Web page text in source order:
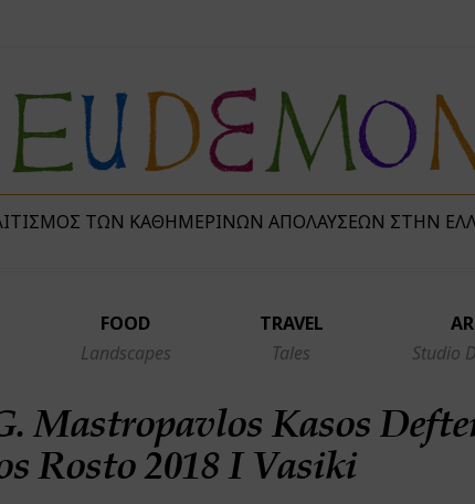
ΤΩΝ ΚΑΘΗΜΕΡΙΝΏΝ ΑΠΟΛΑΎΣΕΩΝ ΣΤΗΝ
FOOD
Landscapes
TRAVEL
Tales
Studio
Mastropavlos Kasos
Rosto 2018 I Vasiki